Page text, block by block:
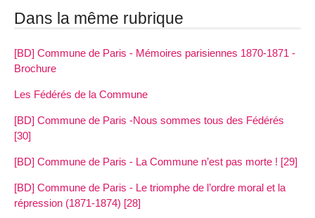
Dans la même rubrique
[BD] Commune de Paris - Mémoires parisiennes 1870-1871 -
Brochure
Les Fédérés de la Commune
[BD] Commune de Paris -Nous sommes tous des Fédérés
[30]
[BD] Commune de Paris - La Commune n’est pas morte ! [29]
[BD] Commune de Paris - Le triomphe de l’ordre moral et la
répression (1871-1874) [28]